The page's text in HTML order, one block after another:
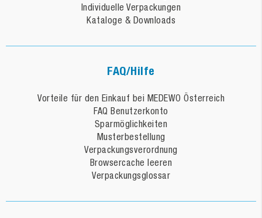
Individuelle Verpackungen
Kataloge & Downloads
FAQ/Hilfe
Vorteile für den Einkauf bei MEDEWO Österreich
FAQ Benutzerkonto
Sparmöglichkeiten
Musterbestellung
Verpackungsverordnung
Browsercache leeren
Verpackungsglossar